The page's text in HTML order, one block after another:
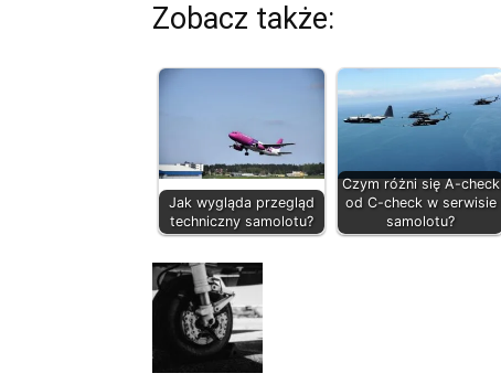
Zobacz także:
Jak wygląda przegląd
techniczny samolotu?
Czym różni się A-check
od C-check w serwisie
samolotu?